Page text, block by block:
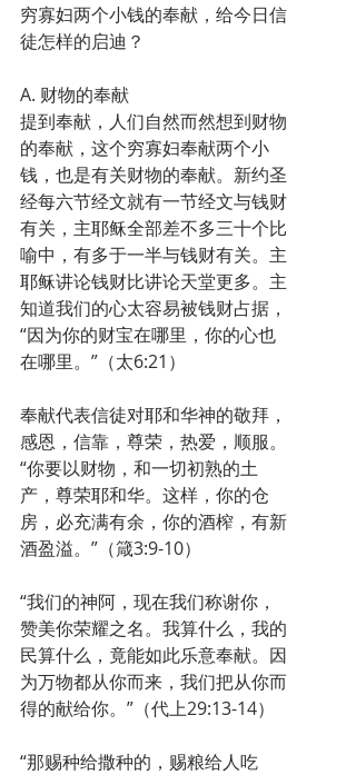
穷寡妇两个小钱的奉献，给今日信
徒怎样的启迪？
A. 财物的奉献
提到奉献，人们自然而然想到财物
的奉献，这个穷寡妇奉献两个小
钱，也是有关财物的奉献。新约圣
经每六节经文就有一节经文与钱财
有关，主耶稣全部差不多三十个比
喻中，有多于一半与钱财有关。主
耶稣讲论钱财比讲论天堂更多。主
知道我们的心太容易被钱财占据，
“因为你的财宝在哪里，你的心也
在哪里。”（太6:21）
奉献代表信徒对耶和华神的敬拜，
感恩，信靠，尊荣，热爱，顺服。
“你要以财物，和一切初熟的土
产，尊荣耶和华。这样，你的仓
房，必充满有余，你的酒榨，有新
酒盈溢。”（箴3:9-10）
“我们的神阿，现在我们称谢你，
赞美你荣耀之名。我算什么，我的
民算什么，竟能如此乐意奉献。因
为万物都从你而来，我们把从你而
得的献给你。”（代上29:13-14）
“那赐种给撒种的，赐粮给人吃